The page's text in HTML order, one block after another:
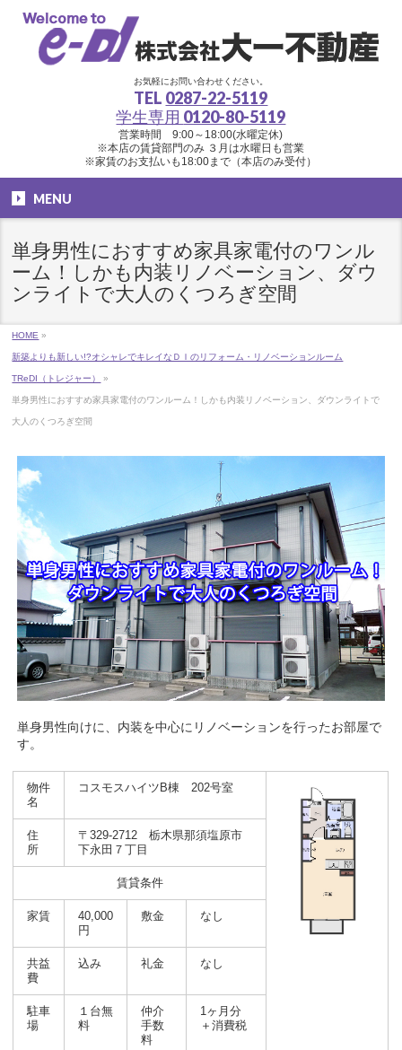
お気軽にお問い合わせください。
TEL 0287-22-5119
学生専用 0120-80-5119
営業時間 9:00～18:00(水曜定休)
※本店の賃貸部門のみ ３月は水曜日も営業
※家賃のお支払いも18:00まで（本店のみ受付）
MENU
単身男性におすすめ家具家電付のワンル
ーム！しかも内装リノベーション、ダウ
ンライトで大人のくつろぎ空間
HOME »
新築よりも新しい!?オシャレでキレイなＤＩのリフォーム・リノベーションルーム
TReDI（トレジャー） »
単身男性におすすめ家具家電付のワンルーム！しかも内装リノベーション、ダウンライトで
大人のくつろぎ空間
単身男性向けに、内装を中心にリノベーションを行ったお部屋で
す。
物件
名
コスモスハイツB棟 202号室
住
所
〒329-2712 栃木県那須塩原市
下永田７丁目
賃貸条件
家賃
40,000
円
敷金 なし
共益
費
込み 礼金 なし
駐車
場
１台無
料
仲介
手数
料
1ヶ月分
＋消費税